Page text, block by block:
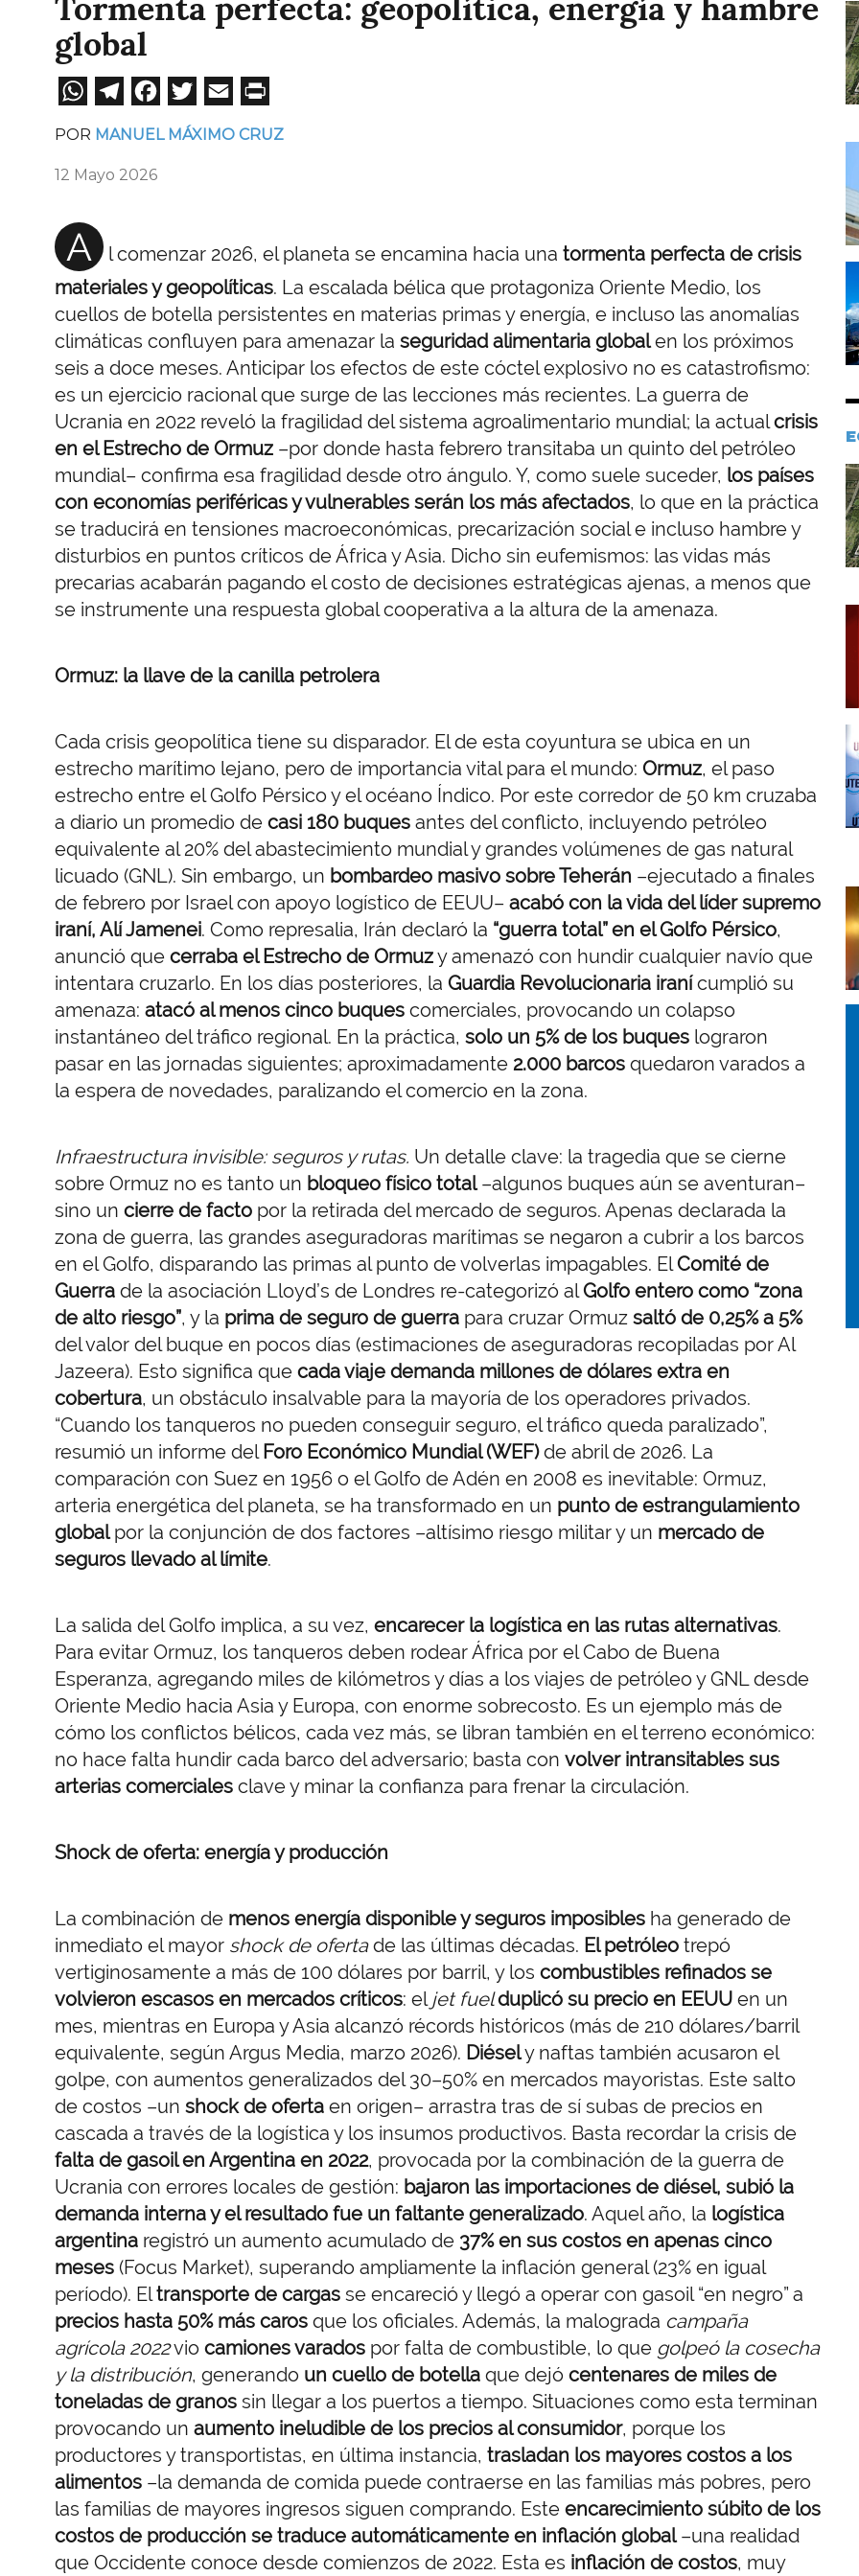
Tormenta perfecta: geopolítica, energía y hambre
global
WhatsApp
Telegram
Facebook
Twitter
Email
POR MANUEL MÁXIMO CRUZ
12 Mayo 2026
A l comenzar 2026, el planeta se encamina hacia una tormenta perfecta de crisis
materiales y geopolíticas. La escalada bélica que protagoniza Oriente Medio, los
cuellos de botella persistentes en materias primas y energía, e incluso las anomalías
climáticas confluyen para amenazar la seguridad alimentaria globalen los próximos
seis a doce meses. Anticipar los efectos de este cóctel explosivo no es catastrofismo:
es un ejercicio racional que surge de las lecciones más recientes. La guerra de
Ucrania en 2022 reveló la fragilidad del sistema agroalimentario mundial; la actualcrisis
en el Estrecho de Ormuz –por donde hasta febrero transitaba un quinto del petróleo
mundial– confirma esa fragilidad desde otro ángulo. Y, como suele suceder, los países
con economías periféricas y vulnerables serán los más afectados, lo que en la práctica
se traducirá en tensiones macroeconómicas, precarización social e incluso hambre y
disturbios en puntos críticos de África y Asia. Dicho sin eufemismos: las vidas más
precarias acabarán pagando el costo de decisiones estratégicas ajenas, a menos que
se instrumente una respuesta global cooperativa a la altura de la amenaza.
Ormuz: la llave de la canilla petrolera
Cada crisis geopolítica tiene su disparador. El de esta coyuntura se ubica en un
estrecho marítimo lejano, pero de importancia vital para el mundo: Ormuz, el paso
estrecho entre el Golfo Pérsico y el océano Índico. Por este corredor de 50 km cruzaba
a diario un promedio de casi 180 buques antes del conflicto, incluyendo petróleo
equivalente al 20% del abastecimiento mundial y grandes volúmenes de gas natural
licuado (GNL). Sin embargo, un bombardeo masivo sobre Teherán –ejecutado a finales
de febrero por Israel con apoyo logístico de EEUU– acabó con la vida del líder supremo
iraní, Alí Jamenei. Como represalia, Irán declaró la “guerra total” en el Golfo Pérsico,
anunció que cerraba el Estrecho de Ormuzy amenazó con hundir cualquier navío que
intentara cruzarlo. En los días posteriores, la Guardia Revolucionaria iranícumplió su
amenaza: atacó al menos cinco buques comerciales, provocando un colapso
instantáneo del tráfico regional. En la práctica, solo un 5% de los buques lograron
pasar en las jornadas siguientes; aproximadamente 2.000 barcos quedaron varados a
la espera de novedades, paralizando el comercio en la zona.
Infraestructura invisible: seguros y rutas. Un detalle clave: la tragedia que se cierne
sobre Ormuz no es tanto un bloqueo físico total–algunos buques aún se aventuran–
sino un cierre de facto por la retirada del mercado de seguros. Apenas declarada la
zona de guerra, las grandes aseguradoras marítimas se negaron a cubrir a los barcos
en el Golfo, disparando las primas al punto de volverlas impagables. ElComité de
Guerra de la asociación Lloyd’s de Londres re-categorizó alGolfo entero como “zona
de alto riesgo”, y la prima de seguro de guerra para cruzar Ormuz saltó de 0,25% a 5%
del valor del buque en pocos días (estimaciones de aseguradoras recopiladas por Al
Jazeera). Esto significa que cada viaje demanda millones de dólares extra en
cobertura, un obstáculo insalvable para la mayoría de los operadores privados.
“Cuando los tanqueros no pueden conseguir seguro, el tráfico queda paralizado”,
resumió un informe del Foro Económico Mundial (WEF)de abril de 2026. La
comparación con Suez en 1956 o el Golfo de Adén en 2008 es inevitable: Ormuz,
arteria energética del planeta, se ha transformado en un punto de estrangulamiento
globalpor la conjunción de dos factores –altísimo riesgo militar y un mercado de
seguros llevado al límite.
La salida del Golfo implica, a su vez, encarecer la logística en las rutas alternativas.
Para evitar Ormuz, los tanqueros deben rodear África por el Cabo de Buena
Esperanza, agregando miles de kilómetros y días a los viajes de petróleo y GNL desde
Oriente Medio hacia Asia y Europa, con enorme sobrecosto. Es un ejemplo más de
cómo los conflictos bélicos, cada vez más, se libran también en el terreno económico:
no hace falta hundir cada barco del adversario; basta con volver intransitables sus
arterias comerciales clave y minar la confianza para frenar la circulación.
Shock de oferta: energía y producción
La combinación de menos energía disponible y seguros imposibles ha generado de
inmediato el mayor shock de ofertade las últimas décadas. El petróleo trepó
vertiginosamente a más de 100 dólares por barril, y los combustibles refinados se
volvieron escasos en mercados críticos: el jet fuelduplicó su precio en EEUU en un
mes, mientras en Europa y Asia alcanzó récords históricos (más de 210 dólares/barril
equivalente, según Argus Media, marzo 2026). Diésely naftas también acusaron el
golpe, con aumentos generalizados del 30–50% en mercados mayoristas. Este salto
de costos –un shock de oferta en origen– arrastra tras de sí subas de precios en
cascada a través de la logística y los insumos productivos. Basta recordar la crisis de
falta de gasoil en Argentina en 2022, provocada por la combinación de la guerra de
Ucrania con errores locales de gestión: bajaron las importaciones de diésel, subió la
demanda interna y el resultado fue un faltante generalizado. Aquel año, la logística
argentina registró un aumento acumulado de 37% en sus costos en apenas cinco
meses (Focus Market), superando ampliamente la inflación general (23% en igual
período). Eltransporte de cargas se encareció y llegó a operar con gasoil “en negro” a
precios hasta 50% más caros que los oficiales. Además, la malograda campaña
agrícola 2022vio camiones varados por falta de combustible, lo que golpeó la cosecha
y la distribución, generando un cuello de botella que dejó centenares de miles de
toneladas de granos sin llegar a los puertos a tiempo. Situaciones como esta terminan
provocando un aumento ineludible de los precios al consumidor, porque los
productores y transportistas, en última instancia, trasladan los mayores costos a los
alimentos –la demanda de comida puede contraerse en las familias más pobres, pero
las familias de mayores ingresos siguen comprando. Este encarecimiento súbito de los
costos de producción se traduce automáticamente en inflación global–una realidad
que Occidente conoce desde comienzos de 2022. Esta es inflación de costos, muy